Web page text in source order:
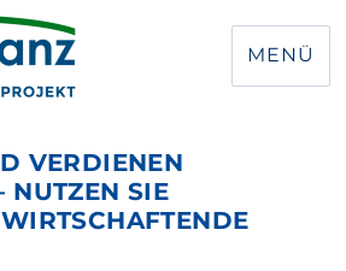
MENÜ
VERDIENEN
NUTZEN SIE